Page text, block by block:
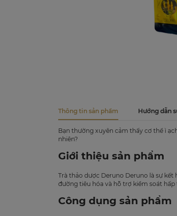
Thông tin sản phẩm Hướng dẫn
Bạn thường xuyên cảm thấy cơ thể ì
nhiên?
Giới thiệu sản phẩm
Trà thảo dược Deruno Deruno là sự
đường tiêu hóa và hỗ trợ kiểm soát
Công dụng sản phẩm